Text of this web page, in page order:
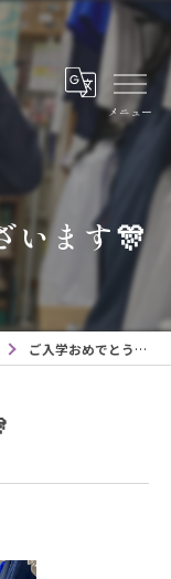
メニュー
います🎊
ご入学おめでとうございます🎊